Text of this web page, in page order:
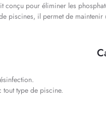
conçu pour éliminer les
piscines, il permet de
type de piscine.